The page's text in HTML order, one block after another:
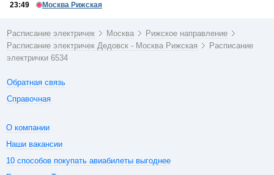
23:49
Москва Рижская
Расписание электричек Москва
Рижское направление
Расписание электричек Дедовск - Москва Рижская
Расписание
электрички 6534
Обратная связь
Справочная
О компании
Наши вакансии
10 способов покупать авиабилеты выгоднее